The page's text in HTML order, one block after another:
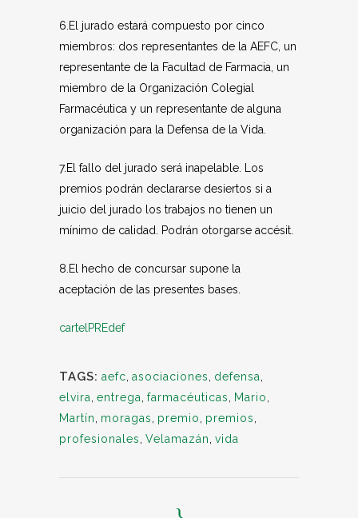
6.El jurado estará compuesto por cinco
miembros: dos representantes de la AEFC, un
representante de la Facultad de Farmacia, un
miembro de la Organización Colegial
Farmacéutica y un representante de alguna
organización para la Defensa de la Vida.
7.El fallo del jurado será inapelable. Los
premios podrán declararse desiertos si a
juicio del jurado los trabajos no tienen un
mínimo de calidad. Podrán otorgarse accésit.
8.El hecho de concursar supone la
aceptación de las presentes bases.
cartelPREdef
TAGS: aefc asociaciones defensa
elvira entrega farmacéuticas Mario
Martín
moragas premio premios
profesionales Velamazán vida